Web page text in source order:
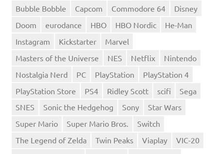
Bubble Bobble
Capcom Commodore 64
Disney
Doom
eurodance HBO HBO Nordic
He-Man
Instagram
Kickstarter
Marvel
Masters of the Universe
NES Netflix
Nintendo
Nostalgia Nerd
PC PlayStation
PlayStation 4
PlayStation Store
PS4 Ridley Scott scifi
Sega
SNES
Sonic the Hedgehog Sony
Star Wars
Super Mario
Super Mario Bros.
Switch
The Legend of Zelda
Twin Peaks Viaplay
VIC-20